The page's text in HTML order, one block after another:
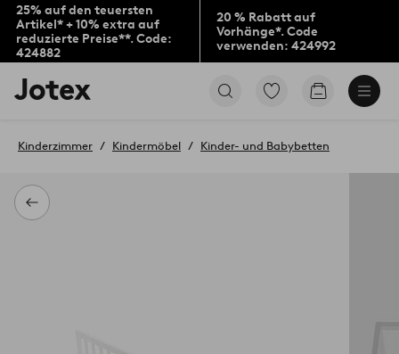
25% auf den teuersten
Artikel* + 10% extra auf
reduzierte Preise**. Code:
424882
20 % Rabatt auf
Vorhänge*. Code
verwenden: 424992
Jotex-
Logo
Startseite
Zu
Favoriten
Zum
Zurück
Kinderzimmer Kindermöbel Kinder- und Babybetten